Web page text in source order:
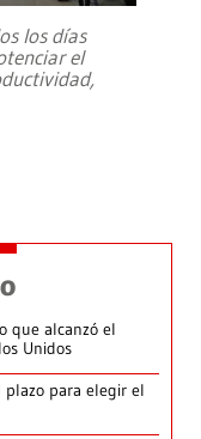
los días
el
que alcanzó el
Unidos
plazo para elegir el